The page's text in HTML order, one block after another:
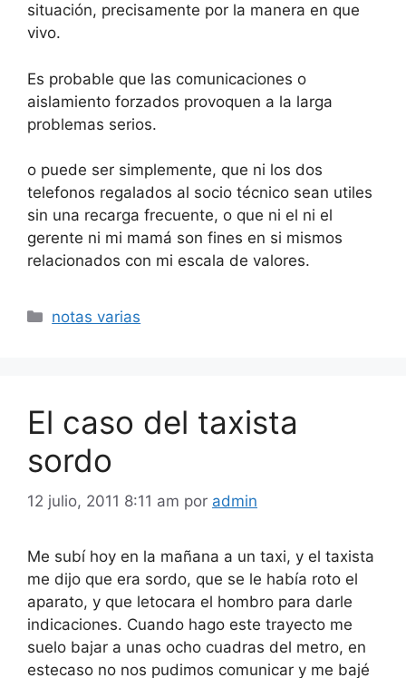
situación, precisamente por la manera en que
vivo.
Es probable que las comunicaciones o
aislamiento forzados provoquen a la larga
problemas serios.
o puede ser simplemente, que ni los dos
telefonos regalados al socio técnico sean utiles
sin una recarga frecuente, o que ni el ni el
gerente ni mi mamá son fines en si mismos
relacionados con mi escala de valores.
Categorías
notas varias
El caso del taxista
sordo
12 julio, 2011 8:11 am por admin
Me subí hoy en la mañana a un taxi, y el taxista
me dijo que era sordo, que se le había roto el
aparato, y que letocara el hombro para darle
indicaciones. Cuando hago este trayecto me
suelo bajar a unas ocho cuadras del metro, en
estecaso no nos pudimos comunicar y me bajé